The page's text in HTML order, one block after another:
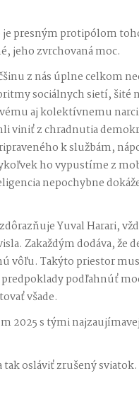
presným protipólom
jeho zvrchovaná moc.
z nás úplne celkom
sociálnych sietí, šité
aj kolektívnemu
viniť z chradnutia
k službám,
ho vypustíme z
nepochybne
Yuval Harari,
Zakaždým dodáva, že
vôľu. Takýto priestor
podľahnúť
všade.
2025 s tými
osláviť zrušený sviatok.